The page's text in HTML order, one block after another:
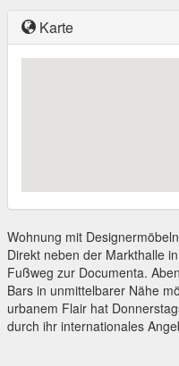
Karte
Wohnung mit
Direkt neben der Markthalle
Fußweg zur Documenta.
Bars in unmittelbarer Nähe
urbanem Flair hat
durch ihr internationales